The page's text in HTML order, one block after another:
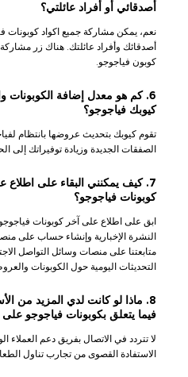
أصدقائي أو أفراد عائلتي؟
نعم، يمكن مشاركة جميع اكواد كوبونات
أصدقائك وأفراد عائلتك. هناك زر
كوبون فياجوجو.
6. كم هو معدل إضافة
كيوبك فياجوجو؟
تقوم كيوبك بتحديث عروضها بانتظام
الصفقات الجديدة وزيادة توفيراتك إلى
7. كيف يمكنني البقاء على
كوبونات فياجوجو؟
ابق على اطلاع على آخر كوبونات
النشرة الإخبارية وإنشاء حساب على
متابعتنا على منصات وسائل التواصل
التحديثات اليومية حول الكوبونات
8. ماذا لو كانت لدي المزيد من
فيما يتعلق بكوبونات فياجوجو
لا تتردد في الاتصال بفريق دعم العملاء
الاستفادة القصوى من تجارب تناول